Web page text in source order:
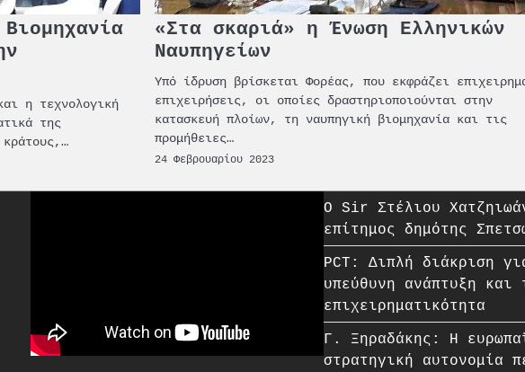
η τεχνολογική
της
«Στα σκαριά» η Ένωση Ελληνικών
Ναυπηγείων
Υπό ίδρυση βρίσκεται Φορέας, που εκφράζει
επιχειρήσεις, οι οποίες δραστηριοποιούνται στην
κατασκευή πλοίων, τη ναυπηγική βιομηχανία και τις
προμήθειες…
24 Φεβρουαρίου 2023
O Sir Στέλιου
επίτημος δημότης
PCT: Διπλή διάκριση
υπεύθυνη ανάπτυξη και
επιχειρηματικότητα
Γ. Ξηραδάκης: Η
στρατηγική αυτονομία